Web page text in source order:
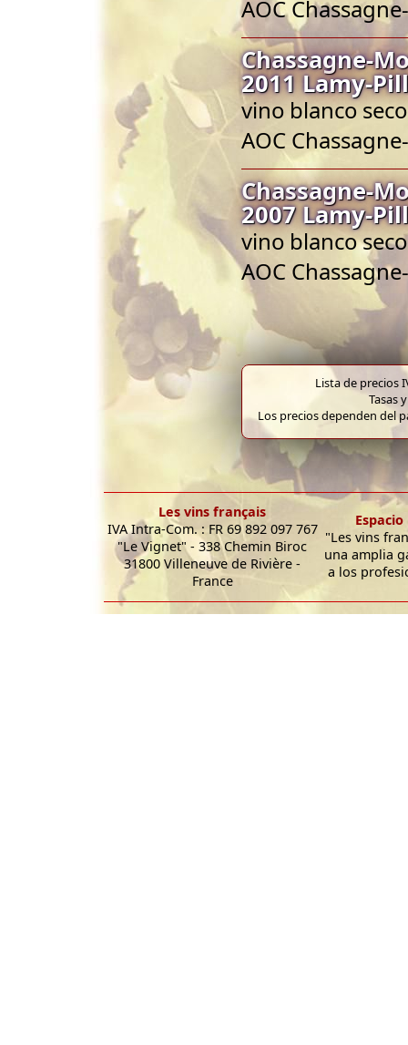
AOC
Chassagne-
2011 Lamy-
vino blanco
AOC
Chassagne-
2007 Lamy-
vino blanco
AOC
Lista de precios
Tasas
Los precios dependen del
Les vins français
IVA Intra-Com. : FR 69 892 097 767
"Le Vignet" - 338 Chemin Biroc
31800 Villeneuve de Rivière -
France
"Les vins
una amplia
a los